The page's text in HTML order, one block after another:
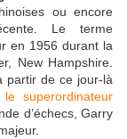
ou encore
Le terme
en 1956 durant la
New Hampshire.
partir de ce jour-là
le superordinateur
d’échecs, Garry